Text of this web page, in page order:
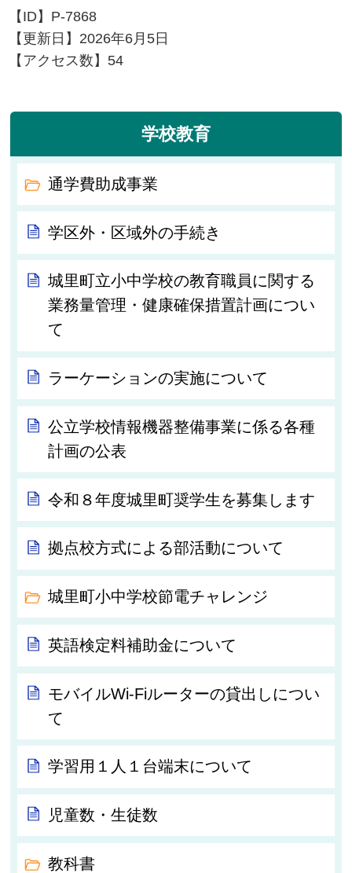
【ID】 P-7868
【更新日】 2026年6月5日
【アクセス数】 54
学校教育
通学費助成事業
学区外・区域外の手続き
城里町立小中学校の教育職員に関する
業務量管理・健康確保措置計画につい
て
ラーケーションの実施について
公立学校情報機器整備事業に係る各種
計画の公表
令和８年度城里町奨学生を募集します
拠点校方式による部活動について
城里町小中学校節電チャレンジ
英語検定料補助金について
モバイルWi-Fiルーターの貸出しについ
て
学習用１人１台端末について
児童数・生徒数
教科書